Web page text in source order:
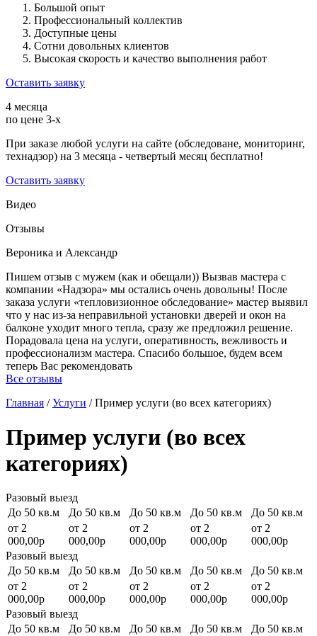
Большой опыт
Профессиональный коллектив
Доступные цены
Сотни довольных клиентов
Высокая скорость и качество выполнения работ
Оставить заявку
4 месяца
по цене 3-х
При заказе любой услуги на сайте (обследоване, мониторинг,
технадзор) на 3 месяца - четвертый месяц бесплатно!
Оставить заявку
Видео
Отзывы
Вероника и Александр
Пишем отзыв с мужем (как и обещали)) Вызвав мастера с
компании «Надзора» мы остались очень довольны! После
заказа услуги «тепловизионное обследование» мастер выявил
что у нас из-за неправильной установки дверей и окон на
балконе уходит много тепла, сразу же предложил решение.
Порадовала цена на услуги, оперативность, вежливость и
профессионализм мастера. Спасибо большое, будем всем
теперь Вас рекомендовать
Все отзывы
Главная /Услуги /Пример услуги (во всех категориях)
Пример услуги (во всех
категориях)
Разовый выезд
До 50 кв.м
До 50 кв.м До 50 кв.м До 50 кв.м
До 50 кв.м
от 2
000,00р
от 2
000,00р
от 2
000,00р
от 2
000,00р
от 2
000,00р
Разовый выезд
До 50 кв.м
До 50 кв.м До 50 кв.м До 50 кв.м
До 50 кв.м
от 2
000,00р
от 2
000,00р
от 2
000,00р
от 2
000,00р
от 2
000,00р
Разовый выезд
До 50 кв.м
До 50 кв.м До 50 кв.м До 50 кв.м
До 50 кв.м